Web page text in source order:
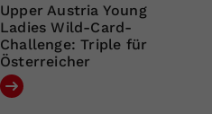
Upper Austria Young
Ladies Wild-Card-
Challenge: Triple für
Österreicher